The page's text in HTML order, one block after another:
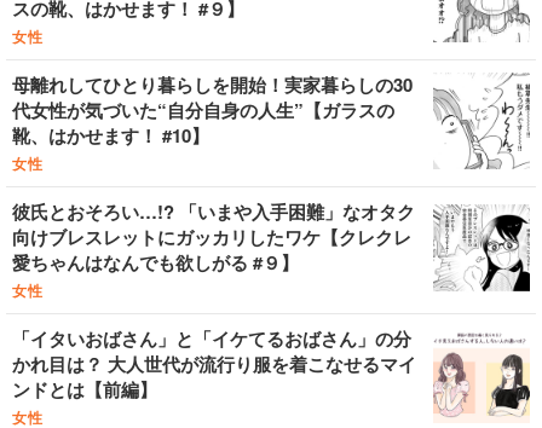
スの靴、はかせます！ #９】
女性
母離れしてひとり暮らしを開始！実家暮らしの30
代女性が気づいた“自分自身の人生”【ガラスの
靴、はかせます！ #10】
女性
彼氏とおそろい…!? 「いまや入手困難」なオタク
向けブレスレットにガッカリしたワケ【クレクレ
愛ちゃんはなんでも欲しがる #９】
女性
「イタいおばさん」と「イケてるおばさん」の分
かれ目は？ 大人世代が流行り服を着こなせるマイ
ンドとは【前編】
女性